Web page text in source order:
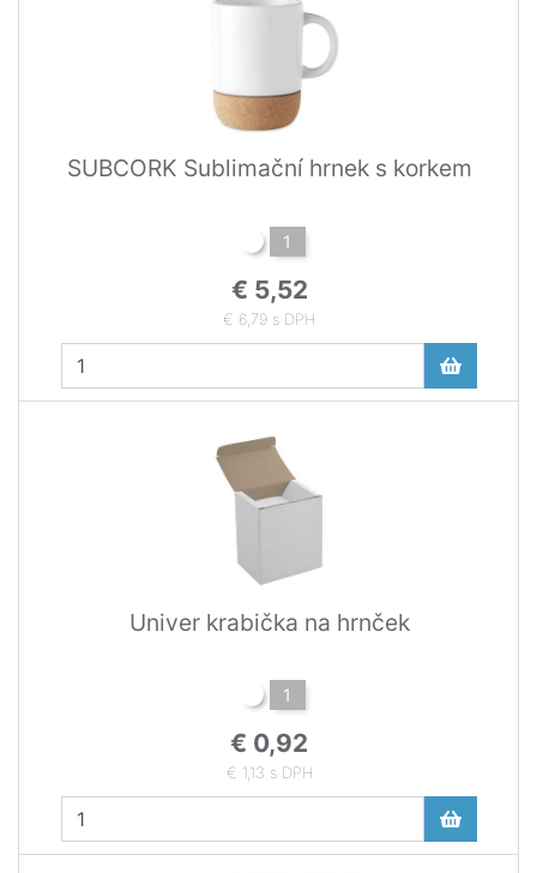
SUBCORK Sublimační hrnek s korkem
1
€ 5,52
€ 6,79 s DPH
Univer krabička na hrnček
1
€ 0,92
€ 1,13 s DPH